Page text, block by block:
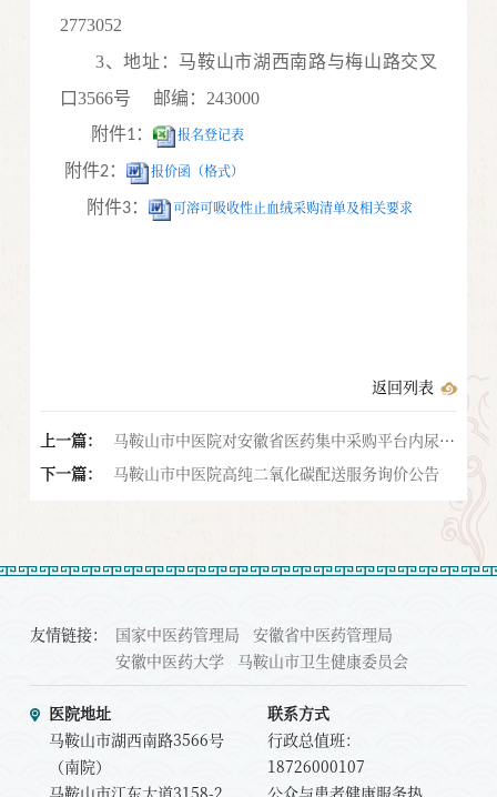
2773052
3、地址：马鞍山市湖西南路与梅山路交叉
口3566号 邮编：243000
附件1：
报名登记表
附件2：
报价函（格式）
附件3： 可溶可吸收性止血绒采购清单及相关要求
返回列表
上一篇：
马鞍山市中医院对安徽省医药集中采购平台内尿失
禁悬吊带询比的通告
下一篇： 马鞍山市中医院高纯二氧化碳配送服务询价公告
友情链接： 国家中医药管理局
安徽省中医药管理局
安徽中医药大学
马鞍山市卫生健康委员会
医院地址
马鞍山市湖西南路3566号
（南院）
联系方式
行政总值班：
18726000107